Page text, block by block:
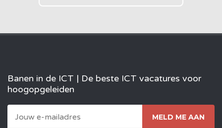
Banen in de ICT | De beste ICT vacatures voor
hoogopgeleiden